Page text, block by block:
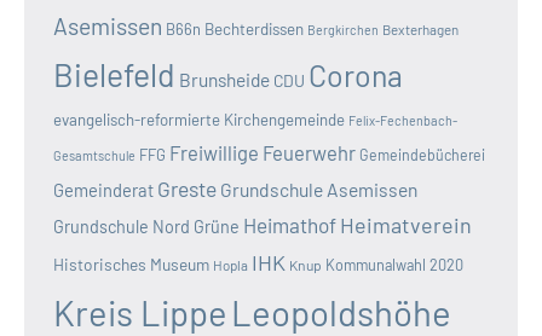
Asemissen B66n Bechterdissen Bergkirchen Bexterhagen
Bielefeld Brunsheide CDU Corona
evangelisch-reformierte Kirchengemeinde Felix-Fechenbach-
Gesamtschule FFG Freiwillige Feuerwehr Gemeindebücherei
Gemeinderat Greste Grundschule Asemissen
Grundschule Nord Grüne Heimathof Heimatverein
Historisches Museum Hopla IHK Knup Kommunalwahl 2020
Kreis Lippe Leopoldshöhe